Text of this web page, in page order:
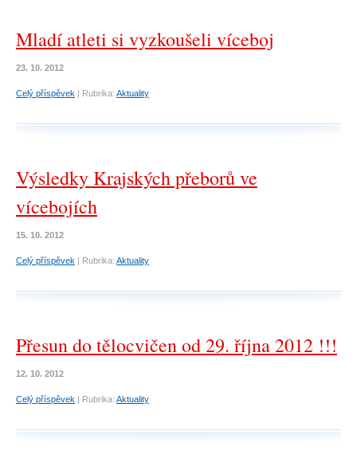
Mladí atleti si vyzkoušeli víceboj
23. 10. 2012
Celý příspěvek | Rubrika: Aktuality
Výsledky Krajských přeborů ve
vícebojích
15. 10. 2012
Celý příspěvek | Rubrika: Aktuality
Přesun do tělocvičen od 29. října 2012 !!!
12. 10. 2012
Celý příspěvek | Rubrika: Aktuality